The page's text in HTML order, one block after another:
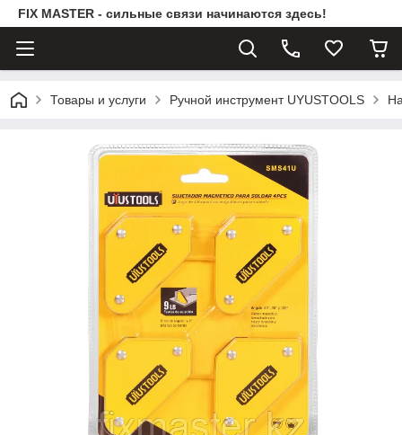
FIX MASTER - сильные связи начинаются здесь!
Товары и услуги Ручной инструмент UYUSTOOLS